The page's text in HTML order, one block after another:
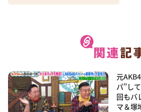
元
パ”し
回もバ
マ＆塚